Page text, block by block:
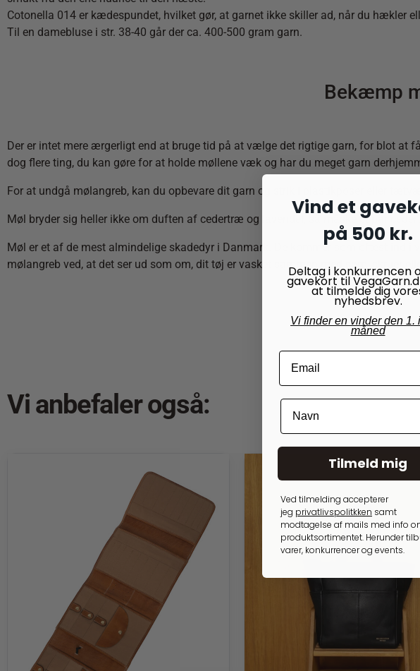
Cotonella 014 er kædespundet, hvilket gør, at garnet ikke skiller ad, når du hækler
Til en damebluse i str. 38-40 går der ca. 400-500 gram garn.
Bekæmp
Der er intet mere ærgerligt end at bruge tid på at vælge det rigtige garn, for blot
dog flere ting, du kan gøre for at holde møllene væk og har du meget garn
For at undgå mølangreb, kan du opbevare dit garn og strik i plastikposer eller
Møl bryder sig heller ikke om duften af cedertræ og lavendel, så måske et par
Møl er et af de mest almindelige skadedyr i Danmark. De kommer som oftest ind
mølangreb ved, at det ser ud som om, dit tøj er vasket sammen med søm, skruer
Vi anbefaler også:
Vind et
på 500 kr.
Deltag i konkurrencen
gavekort til
at tilmelde dig
nyhedsbrev.
Vi finder en vinder den 1.
måned
Tilmeld mig
Ved tilmelding accepterer
jeg privatlivspolitkken samt
modtagelse af mails med info
produktsortimentet. Herunder
varer, konkurrencer og events.